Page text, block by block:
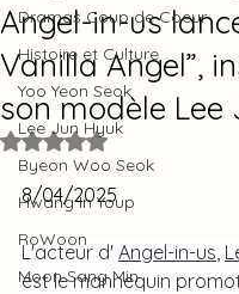
Dramas Coup de Coeur
Histoire et Culture
Yoo Yeon Seok
Lee Jun Hyuk
Byeon Woo Seok
Hwang In Youp
RoWoon
Moon Sang Min
Angel-in-us
Vanilla Angel”,
son modèle Lee
Noté NaN étoiles sur 5.
8/04/2025
L'acteur d' Angel-in-us,
est le mannequin